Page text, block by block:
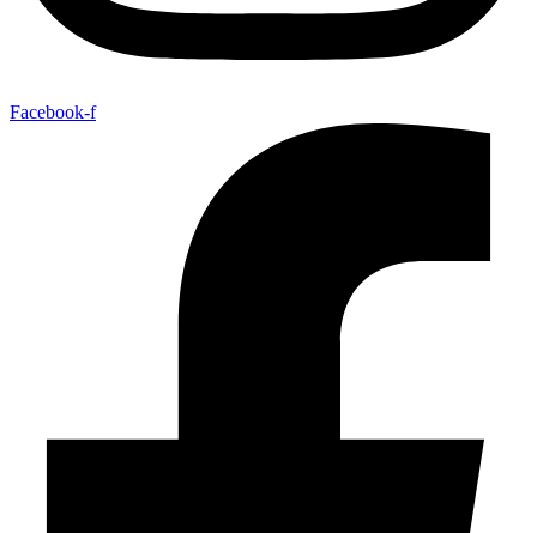
Facebook-f